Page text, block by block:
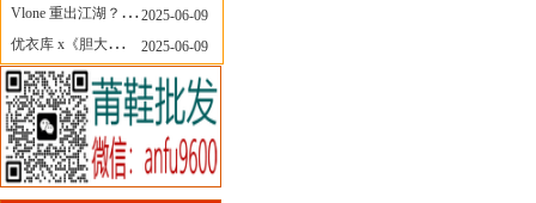
Vlone 重出江湖？突然又要联名，谁能想到！
2025-06-09
优衣库 x《胆大党》新品公布，第二季联动周边来了！
2025-06-09